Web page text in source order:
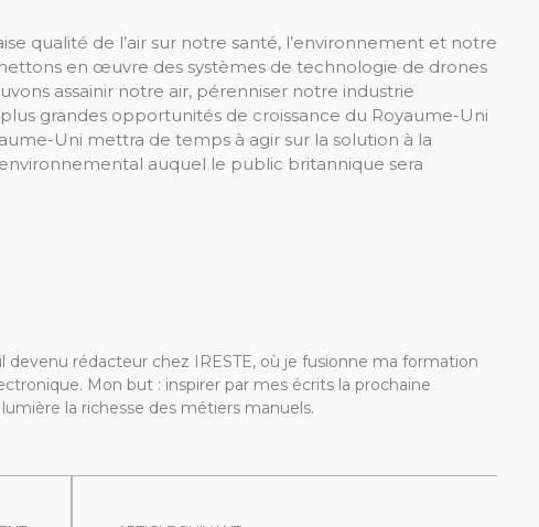
qualité de l’air sur notre santé, l’environnement et notre
en œuvre des systèmes de technologie de drones
assainir notre air, pérenniser notre industrie
grandes opportunités de croissance du Royaume-Uni
Uni mettra de temps à agir sur la solution à la
auquel le public britannique sera
devenu rédacteur chez IRESTE, où je fusionne ma formation
Mon but : inspirer par mes écrits la prochaine
la richesse des métiers manuels.